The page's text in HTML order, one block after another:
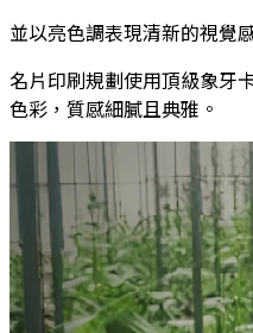
並以亮色調表現清新的視覺
名片印刷規劃使用頂級象牙
色彩，質感細膩且典雅。